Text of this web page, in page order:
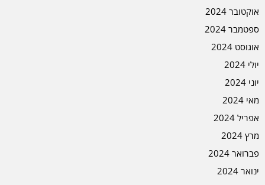
אוקטובר 2024
ספטמבר 2024
אוגוסט 2024
יולי 2024
יוני 2024
מאי 2024
אפריל 2024
מרץ 2024
פברואר 2024
ינואר 2024